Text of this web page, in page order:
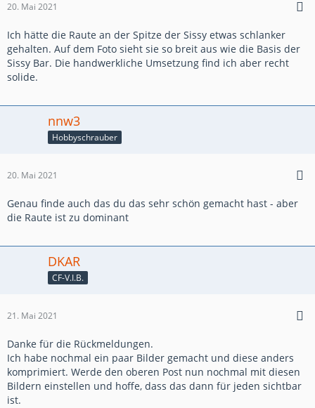
20. Mai 2021
Ich hätte die Raute an der Spitze der Sissy etwas schlanker
gehalten. Auf dem Foto sieht sie so breit aus wie die Basis der
Sissy Bar. Die handwerkliche Umsetzung find ich aber recht
solide.
nnw3
Hobbyschrauber
20. Mai 2021
Genau finde auch das du das sehr schön gemacht hast - aber
die Raute ist zu dominant
DKAR
CF-V.I.B.
21. Mai 2021
Danke für die Rückmeldungen.
Ich habe nochmal ein paar Bilder gemacht und diese anders
komprimiert. Werde den oberen Post nun nochmal mit diesen
Bildern einstellen und hoffe, dass das dann für jeden sichtbar
ist.